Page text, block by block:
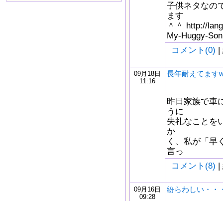
子供ネタなの
ます
＾＾ http://
My-Huggy-Son
コメント(0) |
09月18日
11:16
長年耐えてます
昨日家族で車
うに
失礼なことを
か
く、私が「早
言っ
コメント(8) |
09月16日
09:28
紛らわしい・・